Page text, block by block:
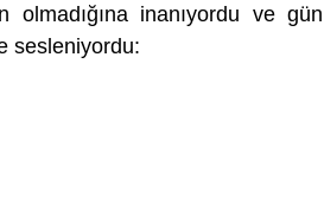
olmadığına inanıyordu ve gün
sesleniyordu: